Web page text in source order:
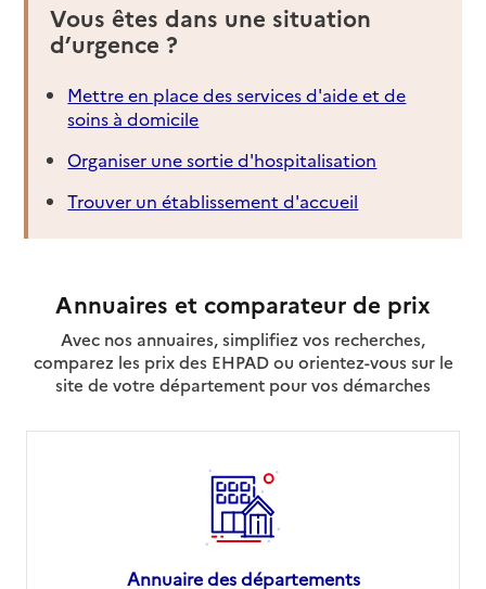
Vous êtes dans une situation
d’urgence ?
Mettre en place des services d'aide et de
soins à domicile
Organiser une sortie d'hospitalisation
Trouver un établissement d'accueil
Annuaires et comparateur de prix
Avec nos annuaires, simplifiez vos recherches,
comparez les prix des EHPAD ou orientez-vous sur le
site de votre département pour vos démarches
Annuaire des départements